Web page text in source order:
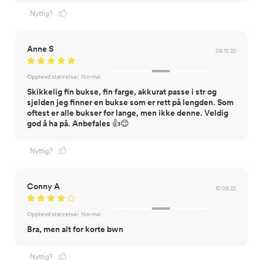
Nyttig?
Anne S 09.10.22
Opplevd størrelse: Normal
Skikkelig fin bukse, fin farge, akkurat passe i str og
sjelden jeg finner en bukse som er rett på lengden. Som
oftest er alle bukser for lange, men ikke denne. Veldig
god å ha på. Anbefales 👍😊
Nyttig?
Conny A 10.09.22
Opplevd størrelse: Normal
Bra, men alt for korte bwn
Nyttig?